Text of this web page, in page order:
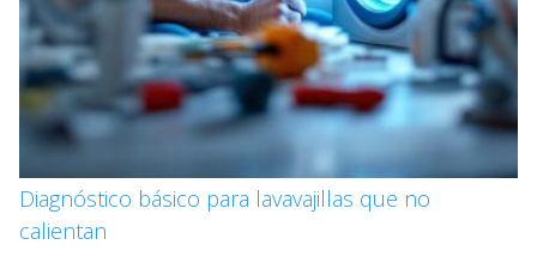
Diagnóstico básico para lavavajillas que no
calientan